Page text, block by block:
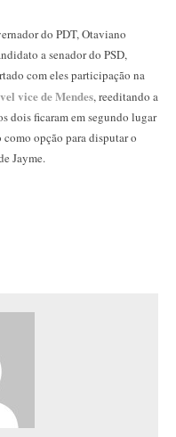
do PDT, Otaviano
a senador do PSD,
com eles participação na
vice de Mendes, reeditando a
dois ficaram em segundo lugar
opção para disputar o
Jayme.